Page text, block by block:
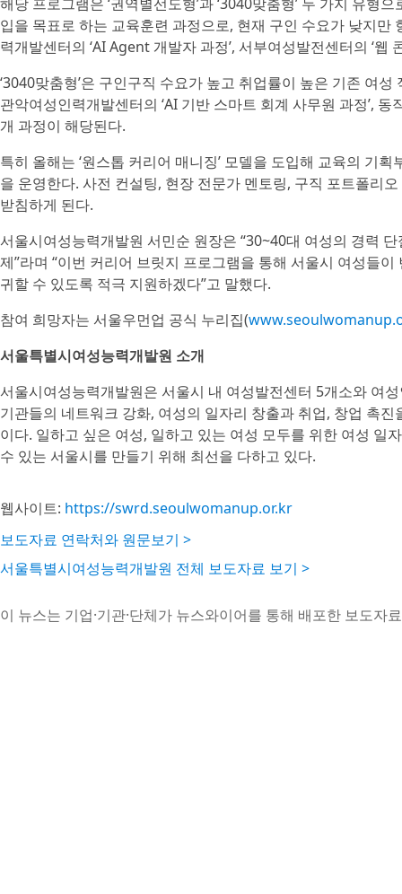
입을 목표로 하는 교육훈련 과정으로, 현재 구인 수요가 낮지
력개발센터의 ‘AI Agent 개발자 과정’, 서부여성발전센터의 ‘
‘3040맞춤형’은 구인구직 수요가 높고 취업률이 높은 기존 여
관악여성인력개발센터의 ‘AI 기반 스마트 회계 사무원 과정’,
개 과정이 해당된다.
특히 올해는 ‘원스톱 커리어 매니징’ 모델을 도입해 교육의 기
을 운영한다. 사전 컨설팅, 현장 전문가 멘토링, 구직 포트폴리
받침하게 된다.
서울시여성능력개발원 서민순 원장은 “30~40대 여성의 경력
제”라며 “이번 커리어 브릿지 프로그램을 통해 서울시 여성들
귀할 수 있도록 적극 지원하겠다”고 말했다.
참여 희망자는 서울우먼업 공식 누리집(
서울특별시여성능력개발원 소개
서울시여성능력개발원은 서울시 내 여성발전센터 5개소와 여
기관들의 네트워크 강화, 여성의 일자리 창출과 취업, 창업 촉
이다. 일하고 싶은 여성, 일하고 있는 여성 모두를 위한 여성 일
수 있는 서울시를 만들기 위해 최선을 다하고 있다.
웹사이트: https://swrd.seoulwomanup.or.kr
보도자료 연락처와 원문보기 >
서울특별시여성능력개발원 전체 보도자료 보기 >
이 뉴스는 기업·기관·단체가 뉴스와이어를 통해 배포한 보도자